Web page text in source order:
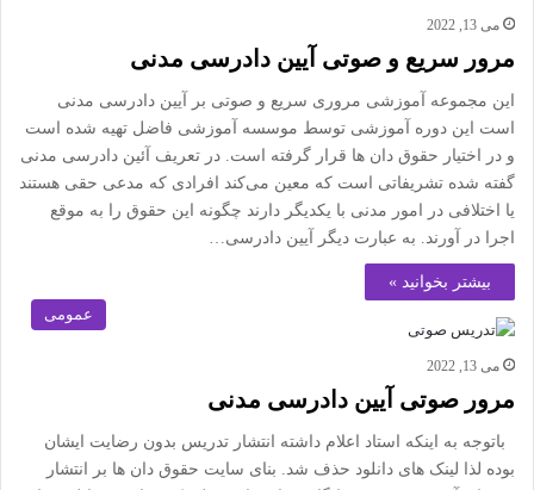
می 13, 2022
مرور سریع و صوتی آیین دادرسی مدنی
این مجموعه آموزشی مروری سریع و صوتی بر آیین دادرسی مدنی
است این دوره آموزشی توسط موسسه آموزشی فاضل تهیه شده است
و در اختیار حقوق دان ها قرار گرفته است. در تعریف آئین دادرسی مدنی
گفته شده تشریفاتی است که معین می‌کند افرادی که مدعی حقی هستند
یا اختلافی در امور مدنی با یکدیگر دارند چگونه این حقوق را به موقع
اجرا در آورند. به عبارت دیگر آیین دادرسی…
بیشتر بخوانید »
عمومی
می 13, 2022
مرور صوتی آیین دادرسی مدنی
باتوجه به اینکه استاد اعلام داشته انتشار تدریس بدون رضایت ایشان
بوده لذا لینک های دانلود حذف شد. بنای سایت حقوق دان ها بر انتشار